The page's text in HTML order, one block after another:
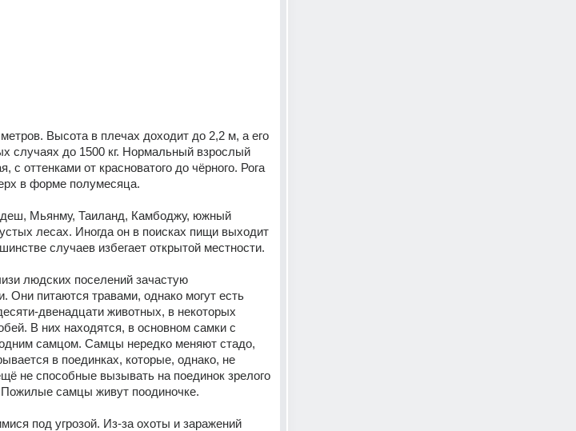
Высота в плечах доходит до 2,2 м, а его
случаях до 1500 кг. Нормальный взрослый
с оттенками от красноватого до чёрного. Рога
в форме полумесяца.
Мьянму, Таиланд, Камбоджу, южный
лесах. Иногда он в поисках пищи выходит
случаев избегает открытой местности.
людских поселений зачастую
Они питаются травами, однако могут есть
двенадцати животных, в некоторых
В них находятся, в основном самки с
самцом. Самцы нередко меняют стадо,
в поединках, которые, однако, не
не способные вызывать на поединок зрелого
самцы живут поодиночке.
под угрозой. Из-за охоты и заражений